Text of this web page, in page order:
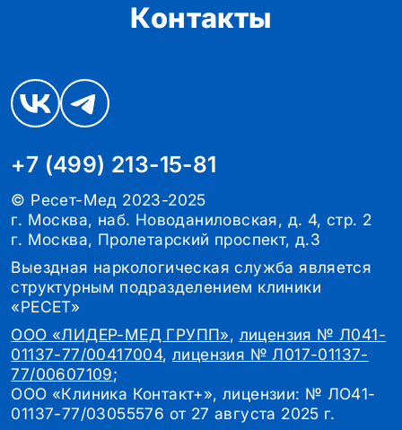
Контакты
+7 (499) 213-15-81
© Ресет-Мед 2023-2025
г. Москва, наб. Новоданиловская, д. 4, стр. 2
г. Москва, Пролетарский проспект, д.3
Выездная наркологическая служба является
структурным подразделением клиники
«РЕСЕТ»
ООО «ЛИДЕР-МЕД ГРУПП», лицензия № Л041-
01137-77/00417004, лицензия № Л017-01137-
77/00607109;
ООО «Клиника Контакт+», лицензии: № ЛО41-
01137-77/03055576 от 27 августа 2025 г.